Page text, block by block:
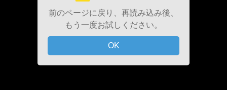
前のページに戻り、再読み込み後、
もう一度お試しください。
OK